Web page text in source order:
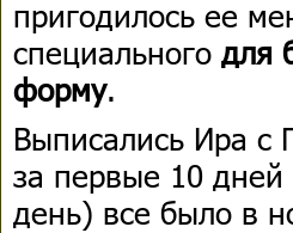
пригодилось ее
специального для
форму.
Выписались Ира
за первые 10
день) все было в